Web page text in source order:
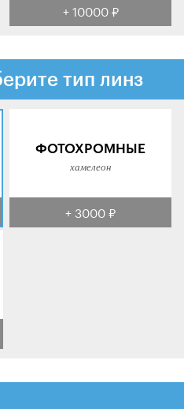
+ 10000 ₽
тип линз
ФОТОХРОМНЫЕ
хамелеон
+ 3000 ₽